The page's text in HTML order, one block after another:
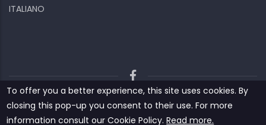
ITALIANO
Kiizo Privacy policy
Cookies and other data
Contact us
To offer you a better experience, this site uses cookies. By
closing this pop-up you consent to their use. For more
information consult our ‎‎Cookie Policy‎‎.Read more.